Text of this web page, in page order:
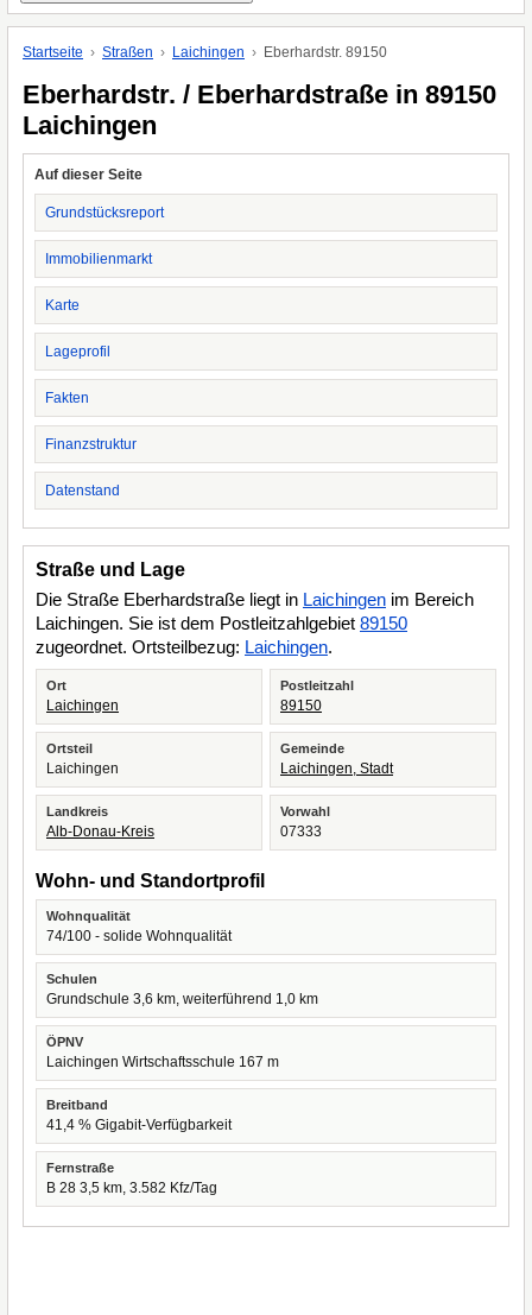
Startseite Straßen Laichingen Eberhardstr. 89150
Eberhardstr. / Eberhardstraße in 89150
Laichingen
Auf dieser Seite
Grundstücksreport
Immobilienmarkt
Karte
Lageprofil
Fakten
Finanzstruktur
Datenstand
Straße und Lage
Die Straße Eberhardstraße liegt in Laichingen im Bereich
Laichingen. Sie ist dem Postleitzahlgebiet 89150
zugeordnet. Ortsteilbezug: Laichingen.
Ort
Laichingen
Postleitzahl
89150
Ortsteil
Laichingen
Gemeinde
Laichingen, Stadt
Landkreis
Alb-Donau-Kreis
Vorwahl
07333
Wohn- und Standortprofil
Wohnqualität
74/100 - solide Wohnqualität
Schulen
Grundschule 3,6 km, weiterführend 1,0 km
ÖPNV
Laichingen Wirtschaftsschule 167 m
Breitband
41,4 % Gigabit-Verfügbarkeit
Fernstraße
B 28 3,5 km, 3.582 Kfz/Tag